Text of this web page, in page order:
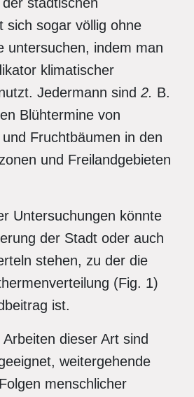
sich sogar völlig ohne
untersuchen, indem man
klimatischer
Jedermann sind 2. B.
Blühtermine von
Fruchtbäumen in den
und Freilandgebieten
Untersuchungen könnte
der Stadt oder auch
stehen, zu der die
(Fig. 1)
ist.
dieser Art sind
weitergehende
menschlicher